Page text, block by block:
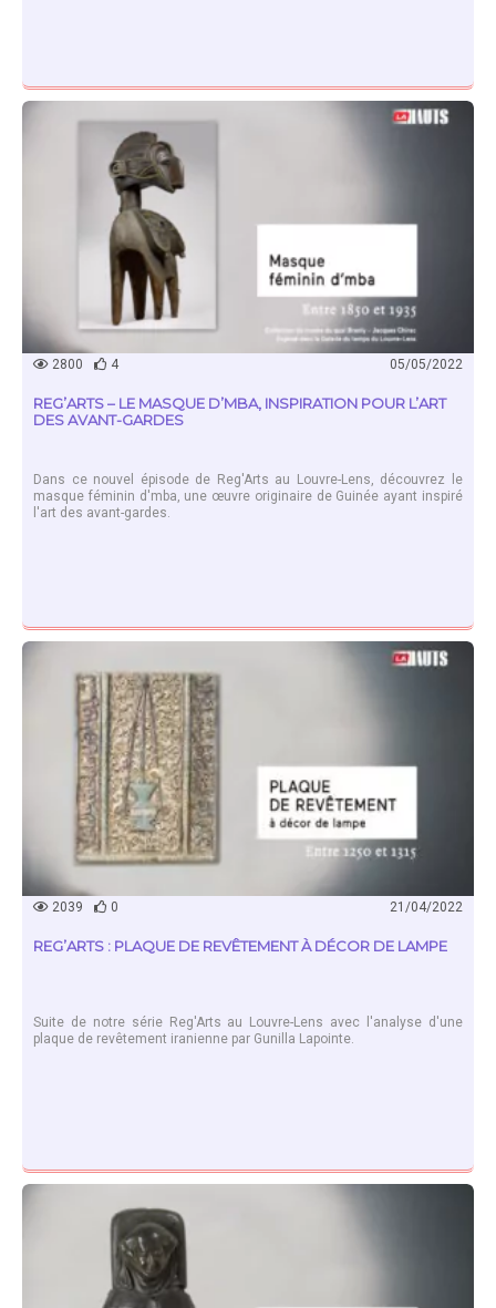
2800 4 05/05/2022
REG’ARTS – LE MASQUE D’MBA, INSPIRATION POUR L’ART
DES AVANT-GARDES
Dans ce nouvel épisode de Reg'Arts au Louvre-Lens, découvrez le
masque féminin d'mba, une œuvre originaire de Guinée ayant inspiré
l'art des avant-gardes.
EN SAVOIR PLUS
2039 0 21/04/2022
REG’ARTS : PLAQUE DE REVÊTEMENT À DÉCOR DE LAMPE
Suite de notre série Reg'Arts au Louvre-Lens avec l'analyse d'une
plaque de revêtement iranienne par Gunilla Lapointe.
EN SAVOIR PLUS